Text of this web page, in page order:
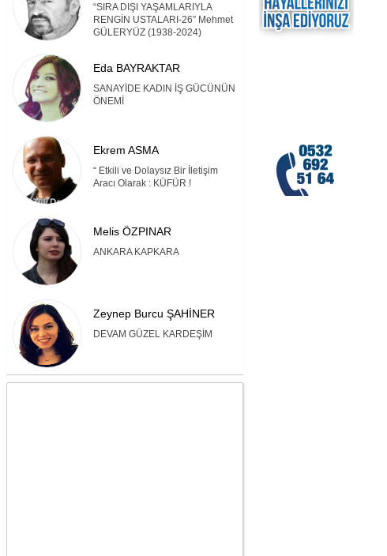
“SIRA DIŞI YAŞAMLARIYLA
RENGİN USTALARI-26” Mehmet
GÜLERYÜZ (1938-2024)
Eda BAYRAKTAR
SANAYİDE KADIN İŞ GÜCÜNÜN
ÖNEMİ
Ekrem ASMA
“ Etkili ve Dolaysız Bir İletişim
Aracı Olarak : KÜFÜR !
Melis ÖZPINAR
ANKARA KAPKARA
Zeynep Burcu ŞAHİNER
DEVAM GÜZEL KARDEŞİM